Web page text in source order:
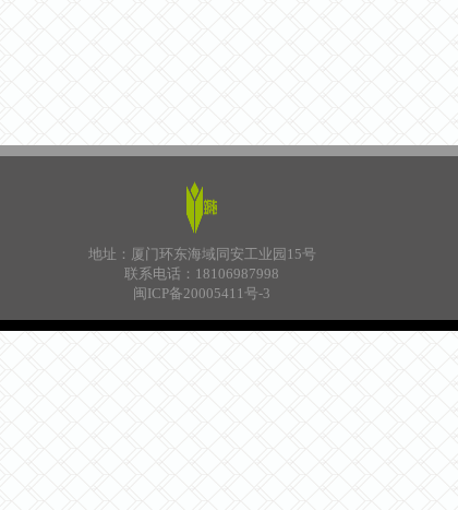
地址：厦门环东海域同安工业园15号
联系电话：18106987998
闽ICP备20005411号-3